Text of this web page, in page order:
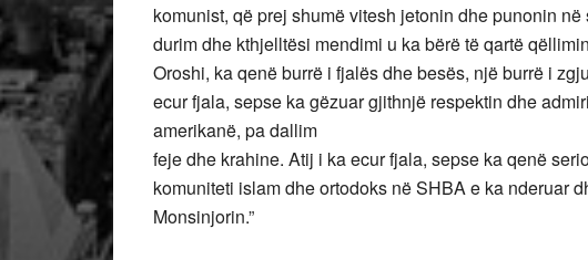
komunist, që prej shumë vitesh jetonin dhe punonin
durim dhe kthjelltësi mendimi u ka bërë të qartë
Oroshi, ka qenë burrë i fjalës dhe besës, një burrë i
ecur fjala, sepse ka gëzuar gjithnjë respektin dhe
amerikanë, pa dallim
feje dhe krahine. Atij i ka ecur fjala, sepse ka qenë
komuniteti islam dhe ortodoks në SHBA e ka nderuar
Monsinjorin.”